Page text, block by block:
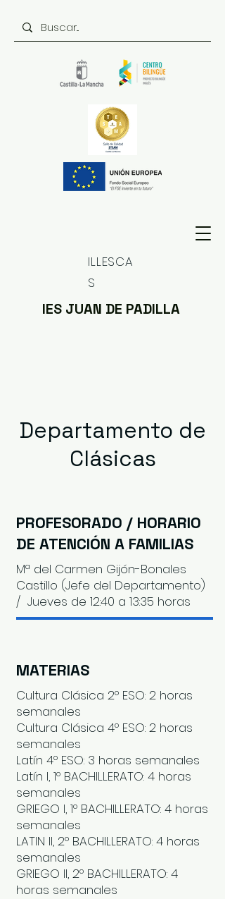
ILLESCA
S
IES JUAN DE PADILLA
Departamento de
Clásicas
PROFESORADO / HORARIO
DE ATENCIÓN A FAMILIAS
Mª del Carmen Gijón-Bonales
Castillo (Jefe del Departamento)
/ Jueves de 12:40 a 13:35 horas
MATERIAS
Cultura Clásica 2º ESO: 2 horas
semanales
Cultura Clásica 4º ESO: 2 horas
semanales
Latín 4º ESO: 3 horas semanales
Latín I, 1º BACHILLERATO: 4 horas
semanales
GRIEGO I, 1º BACHILLERATO: 4 horas
semanales
LATIN II, 2º BACHILLERATO: 4 horas
semanales
GRIEGO II, 2º BACHILLERATO: 4
horas semanales